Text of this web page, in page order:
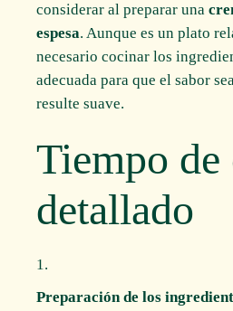
considerar al preparar una
espesa. Aunque es un plato
necesario cocinar los
adecuada para que el sabor
resulte suave.
Tiempo
detallado
Preparación de los